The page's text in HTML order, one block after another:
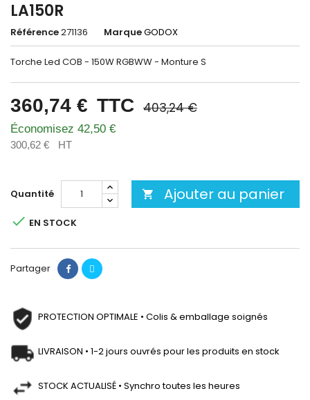
LA150R
Référence271136 MarqueGODOX
Torche Led COB - 150W RGBWW - Monture S
360,74 € TTC 403,24 €
Économisez 42,50 €
300,62 € HT
Quantité  Ajouter au panier
 EN STOCK
Partager
PROTECTION OPTIMALE • Colis & emballage soignés
LIVRAISON • 1-2 jours ouvrés pour les produits en stock
STOCK ACTUALISÉ • Synchro toutes les heures